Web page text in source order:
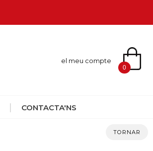
el meu compte
0
CONTACTA'NS
TORNAR